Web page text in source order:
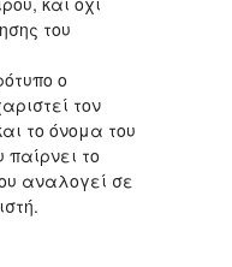
του
ο
τον
το όνομα του
το
αναλογεί σε